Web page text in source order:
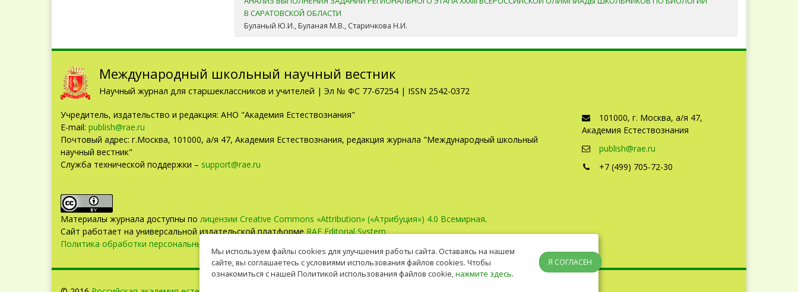
В САРАТОВСКОЙ ОБЛАСТИ
Буланый Ю.И., Буланая М.В., Старичкова Н.И.
Международный школьный научный вестник
Научный журнал для старшеклассников и учителей | Эл № ФС 77-67254 | ISSN 2542-0372
Учредитель, издательство и редакция: АНО "Академия Естествознания"
E-mail: publish@rae.ru
Почтовый адрес: г.Москва, 101000, а/я 47, Академия Естествознания, редакция журнала "Международный школьный
научный вестник"
Служба технической поддержки – support@rae.ru
101000, г. Москва, а/я 47,
Академия Естествознания
publish@rae.ru
+7 (499) 705-72-30
Материалы журнала доступны по лицензии Creative Commons «Attribution» («Атрибуция») 4.0 Всемирная.
Сайт работает на универсальной издательской платформеRAE Editorial System
Политика обработки персональных данных
Мы используем файлы cookies для улучшения работы сайта. Оставаясь на нашем
сайте, вы соглашаетесь с условиями использования файлов cookies. Чтобы
ознакомиться с нашей Политикой использования файлов cookie,нажмите здесь.
Я СОГЛАСЕН